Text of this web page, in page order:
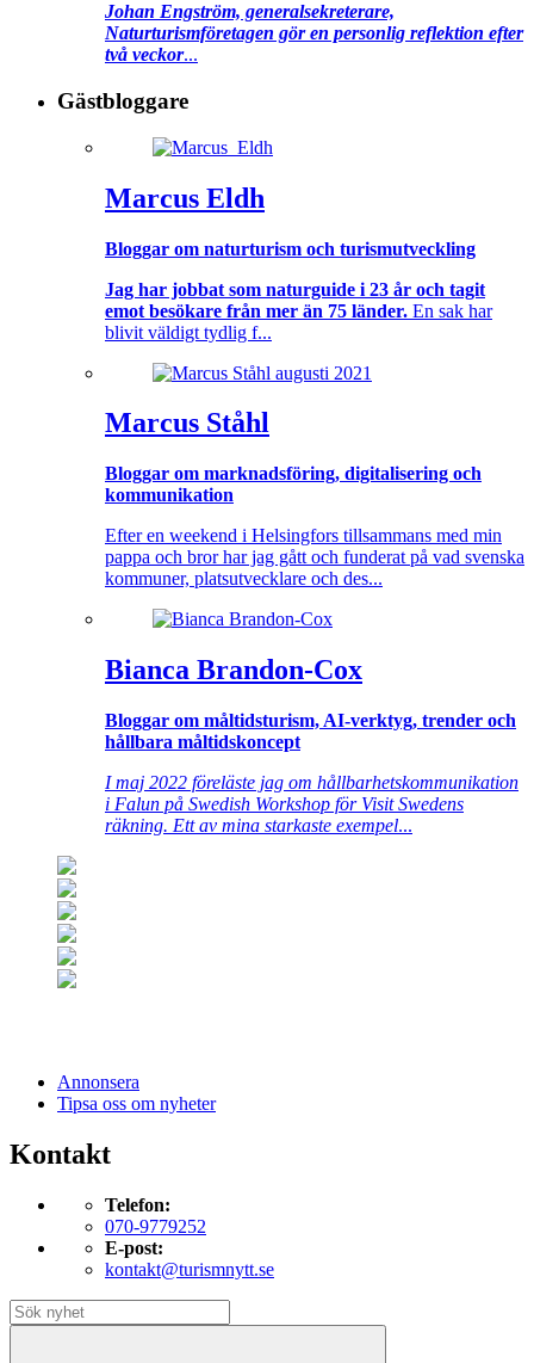
Johan Engström, generalsekreterare,
Naturturismföretagen gör en personlig reflektion efter
två veckor...
Gästbloggare
Marcus Eldh
Bloggar om naturturism och turismutveckling
Jag har jobbat som naturguide i 23 år och tagit
emot besökare från mer än 75 länder. En sak har
blivit väldigt tydlig f...
Marcus Ståhl
Bloggar om marknadsföring, digitalisering och
kommunikation
Efter en weekend i Helsingfors tillsammans med min
pappa och bror har jag gått och funderat på vad svenska
kommuner, platsutvecklare och des...
Bianca Brandon-Cox
Bloggar om måltidsturism, AI-verktyg, trender och
hållbara måltidskoncept
I maj 2022 föreläste jag om hållbarhetskommunikation
i Falun på Swedish Workshop för Visit Swedens
räkning. Ett av mina starkaste exempel...
Annonsera
Tipsa oss om nyheter
Kontakt
Telefon:
070-9779252
E-post:
kontakt@turismnytt.se